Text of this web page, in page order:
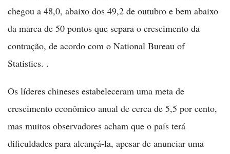
chegou a 48,0, abaixo dos 49,2 de outubro e bem abaixo
da marca de 50 pontos que separa o crescimento da
contração, de acordo com o National Bureau of
Statistics. .
Os líderes chineses estabeleceram uma meta de
crescimento econômico anual de cerca de 5,5 por cento,
mas muitos observadores acham que o país terá
dificuldades para alcançá-la, apesar de anunciar uma